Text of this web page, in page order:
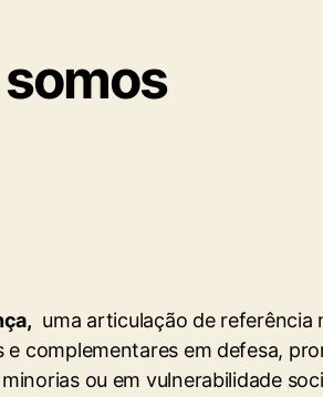
uma articulação de referência
e complementares em defesa,
ou em vulnerabilidade